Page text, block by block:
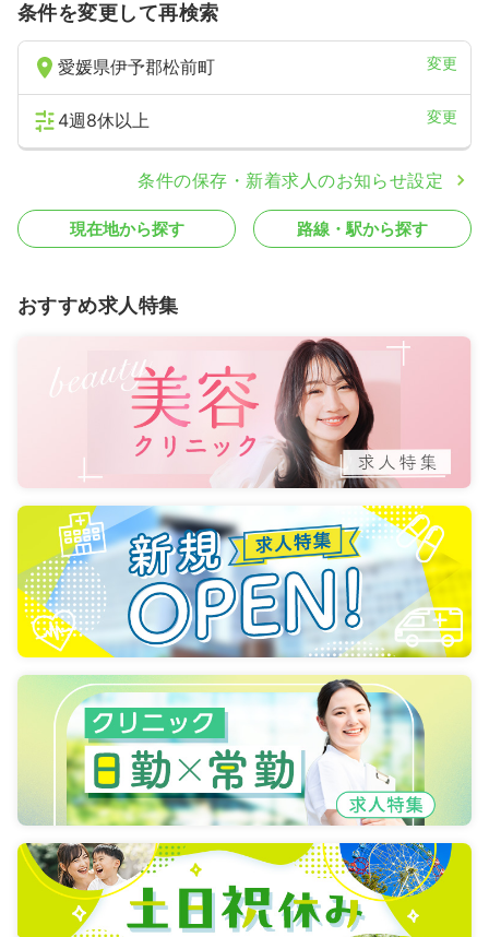
条件を変更して再検索
愛媛県伊予郡松前町 変更
4週8休以上 変更
条件の保存・新着求人のお知らせ設定
現在地から探す 路線・駅から探す
おすすめ求人特集